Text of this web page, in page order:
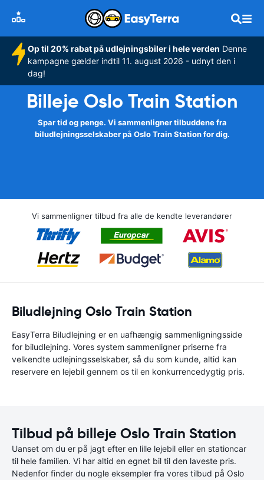
Op til 20% rabat på udlejningsbiler i hele verden Denne
kampagne gælder indtil 11. august 2026 - udnyt den i
dag!
Billeje Oslo Train Station
Spar tid og penge. Vi sammenligner tilbuddene fra
biludlejningsselskaber på Oslo Train Station for dig.
Vi sammenligner tilbud fra alle de kendte leverandører
Biludlejning Oslo Train Station
EasyTerra Biludlejning er en uafhængig sammenligningsside
for biludlejning. Vores system sammenligner priserne fra
velkendte udlejningsselskaber, så du som kunde, altid kan
reservere en lejebil gennem os til en konkurrencedygtig pris.
Tilbud på billeje Oslo Train Station
Uanset om du er på jagt efter en lille lejebil eller en stationcar
til hele familien. Vi har altid en egnet bil til den laveste pris.
Nedenfor finder du nogle eksempler fra vores tilbud på Oslo